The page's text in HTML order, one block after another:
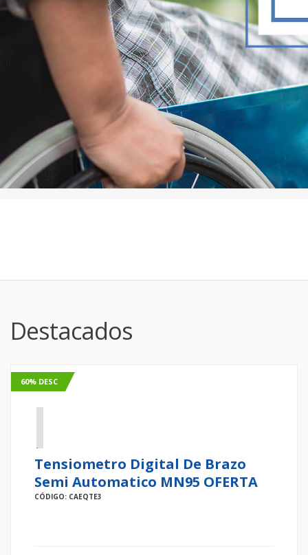
Destacados
60% DESC
Tensiometro Digital De Brazo
Semi Automatico MN95 OFERTA
CÓDIGO: CAEQTE3